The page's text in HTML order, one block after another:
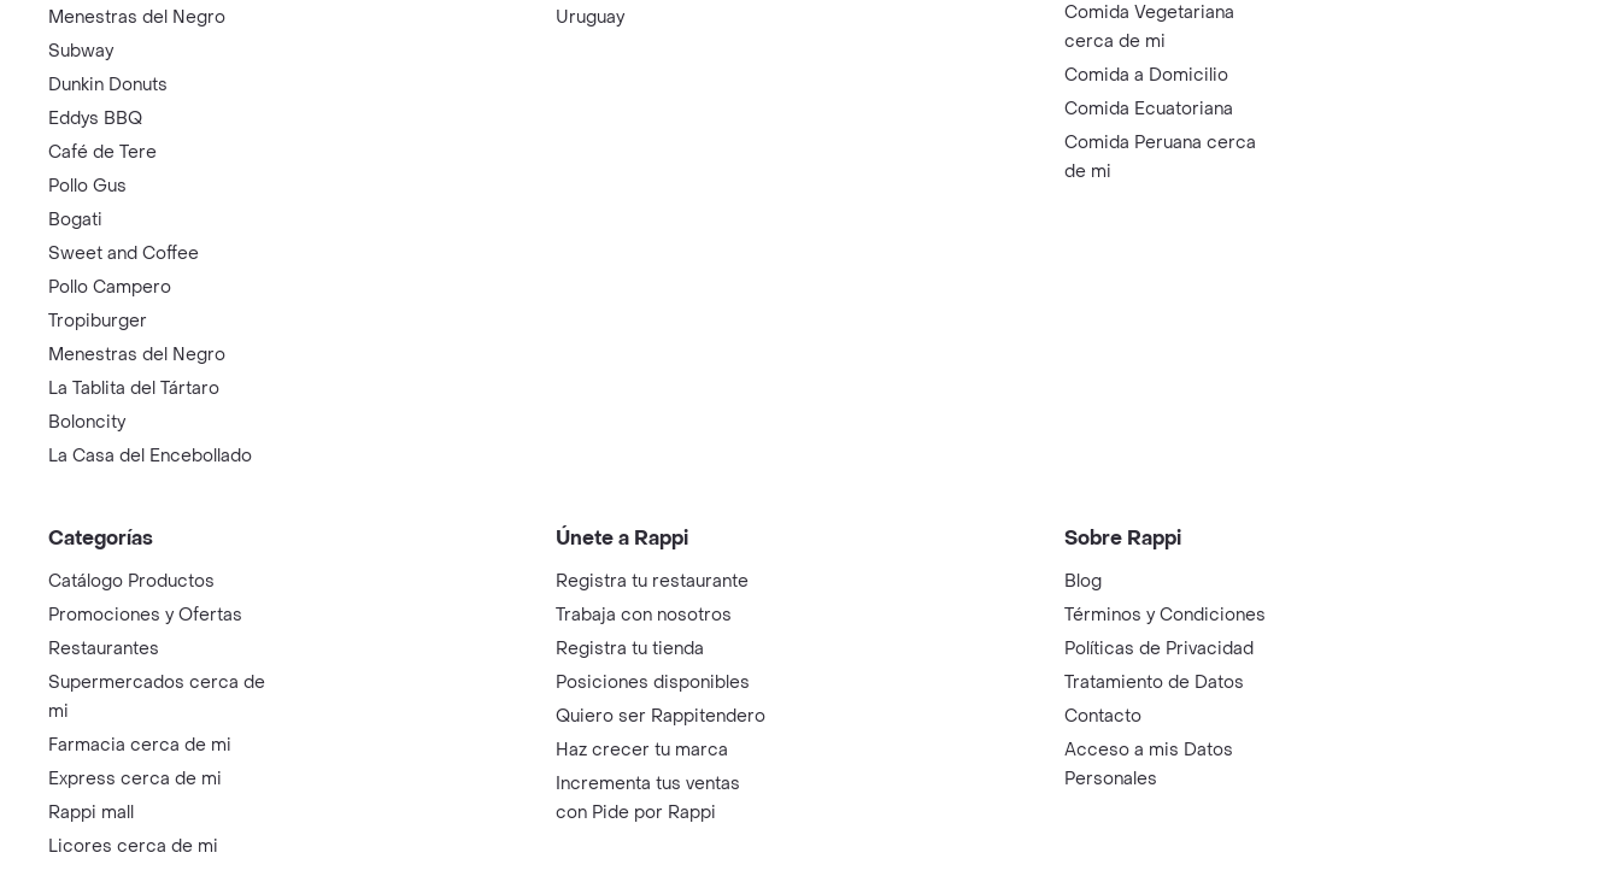
Menestras del Negro
Subway
Dunkin Donuts
Eddys BBQ
Café de Tere
Pollo Gus
Bogati
Sweet and Coffee
Pollo Campero
Tropiburger
Menestras del Negro
La Tablita del Tártaro
Boloncity
La Casa del Encebollado
Uruguay
Comida Vegetariana
cerca de mi
Comida a Domicilio
Comida Ecuatoriana
Comida Peruana cerca
de mi
Categorías
Catálogo Productos
Promociones y Ofertas
Restaurantes
Supermercados cerca de
mi
Farmacia cerca de mi
Express cerca de mi
Rappi mall
Licores cerca de mi
Únete a Rappi
Registra tu restaurante
Trabaja con nosotros
Registra tu tienda
Posiciones disponibles
Quiero ser Rappitendero
Haz crecer tu marca
Incrementa tus ventas
con Pide por Rappi
Sobre Rappi
Blog
Términos y Condiciones
Políticas de Privacidad
Tratamiento de Datos
Contacto
Acceso a mis Datos
Personales